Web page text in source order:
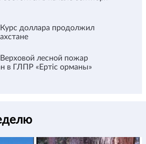
Курс доллара продолжил
Верховой лесной пожар
в ГЛПР «Ертіс орманы»